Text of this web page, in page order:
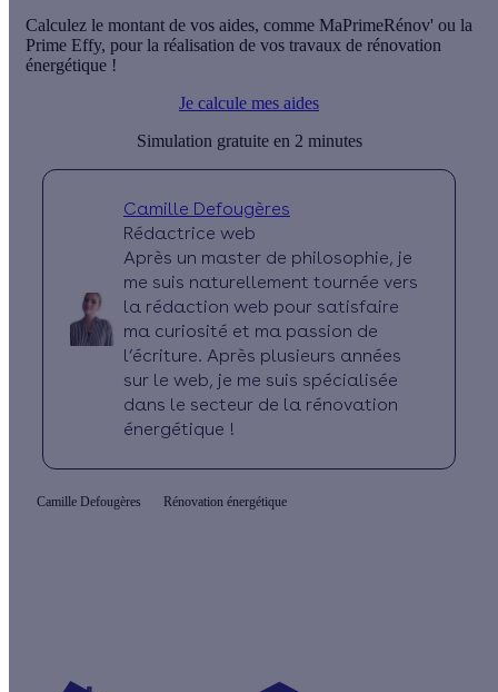
Calculez le montant de vos aides, comme MaPrimeRénov' ou la
Prime Effy, pour la réalisation de vos travaux de rénovation
énergétique !
Je calcule mes aides
Simulation gratuite en 2 minutes
Camille Defougères
Rédactrice web
Après un master de philosophie, je
me suis naturellement tournée vers
la rédaction web pour satisfaire
ma curiosité et ma passion de
l’écriture. Après plusieurs années
sur le web, je me suis spécialisée
dans le secteur de la rénovation
énergétique !
Camille Defougères Rénovation énergétique